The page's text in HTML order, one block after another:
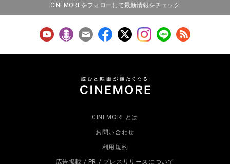
CINEMOREをフォローして最新情報をチェック
CINEMOREとは
お問い合わせ
利用規約
広告掲載 / PR / プレスリリースについて